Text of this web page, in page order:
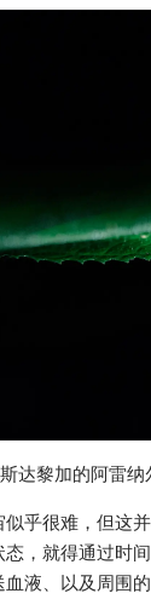
达黎加的阿雷
乎很难，但这
，就得通过时
液、以及周围